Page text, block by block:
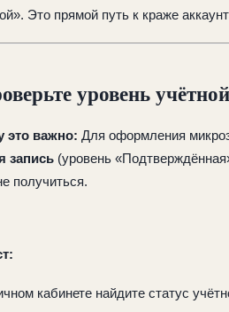
Это прямой путь к краже
уровень
это важно: Для оформления
запись (уровень
получиться.
кабинете найдите статус